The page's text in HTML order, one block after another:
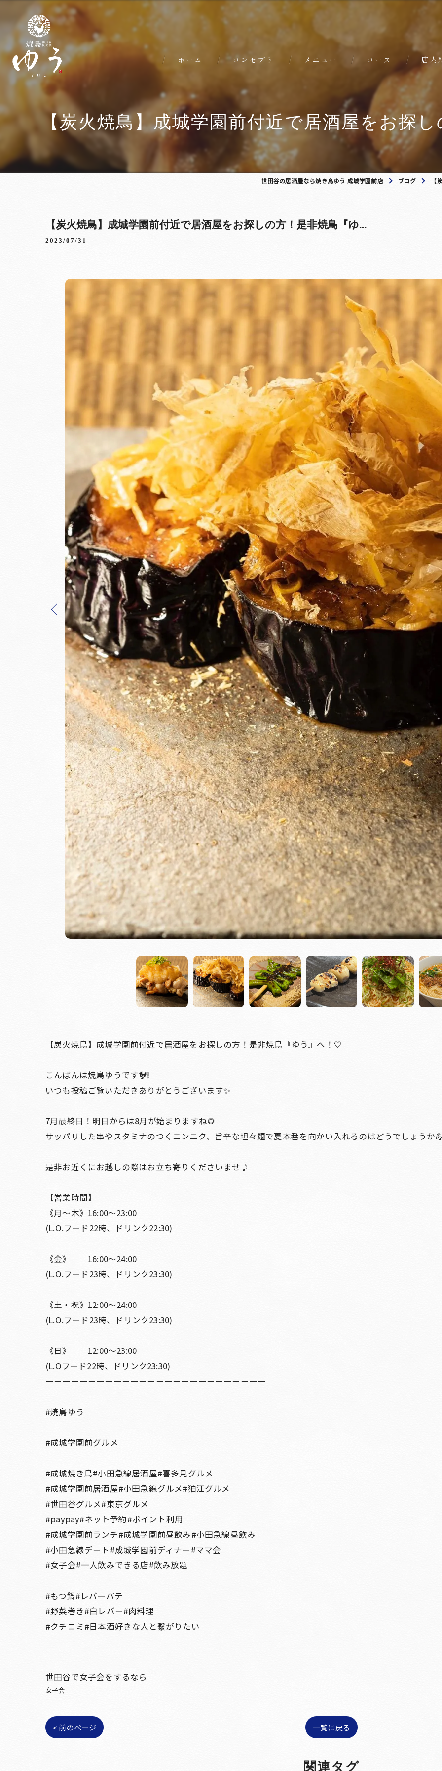
ホーム コンセプト メニュー コース 店内
【炭火焼鳥】成城学園前付近で居酒屋をお探
世田谷の居酒屋なら焼き鳥ゆう 成城学園前店 ブログ 【
【炭火焼鳥】成城学園前付近で居酒屋をお探しの方！是非焼鳥『ゆ...
2023/07/31
【炭火焼鳥】成城学園前付近で居酒屋をお探しの方！是非焼鳥『ゆう』へ！🤍
こんばんは焼鳥ゆうです🐓❕
いつも投稿ご覧いただきありがとうございます✨
7月最終日！明日からは8月が始まりますね🌻
サッパリした串やスタミナのつくニンニク、旨辛な坦々麺で夏本番を向かい入れるのはどうでしょうか
是非お近くにお越しの際はお立ち寄りくださいませ♪
【営業時間】
《月〜木》16:00〜23:00
(L.O.フード22時、ドリンク22:30)
《金》 16:00〜24:00
(L.O.フード23時、ドリンク23:30)
《土・祝》12:00〜24:00
(L.O.フード23時、ドリンク23:30)
《日》 12:00〜23:00
(L.Oフード22時、ドリンク23:30)
ーーーーーーーーーーーーーーーーーーーーーーーーーー
#焼鳥ゆう
#成城学園前グルメ
#成城焼き鳥#小田急線居酒屋#喜多見グルメ
#成城学園前居酒屋#小田急線グルメ#狛江グルメ
#世田谷グルメ#東京グルメ
#paypay#ネット予約#ポイント利用
#成城学園前ランチ#成城学園前昼飲み#小田急線昼飲み
#小田急線デート#成城学園前ディナー#ママ会
#女子会#一人飲みできる店#飲み放題
#もつ鍋#レバーパテ
#野菜巻き#白レバー#肉料理
#クチコミ#日本酒好きな人と繋がりたい
世田谷で女子会をするなら
女子会
< 前のページ 一覧に戻る
関連タグ